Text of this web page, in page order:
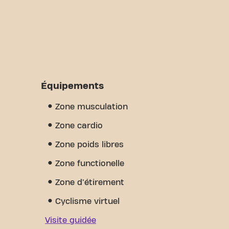
Équipements
Zone musculation
Zone cardio
Zone poids libres
Zone functionelle
Zone d'étirement
Cyclisme virtuel
Visite guidée